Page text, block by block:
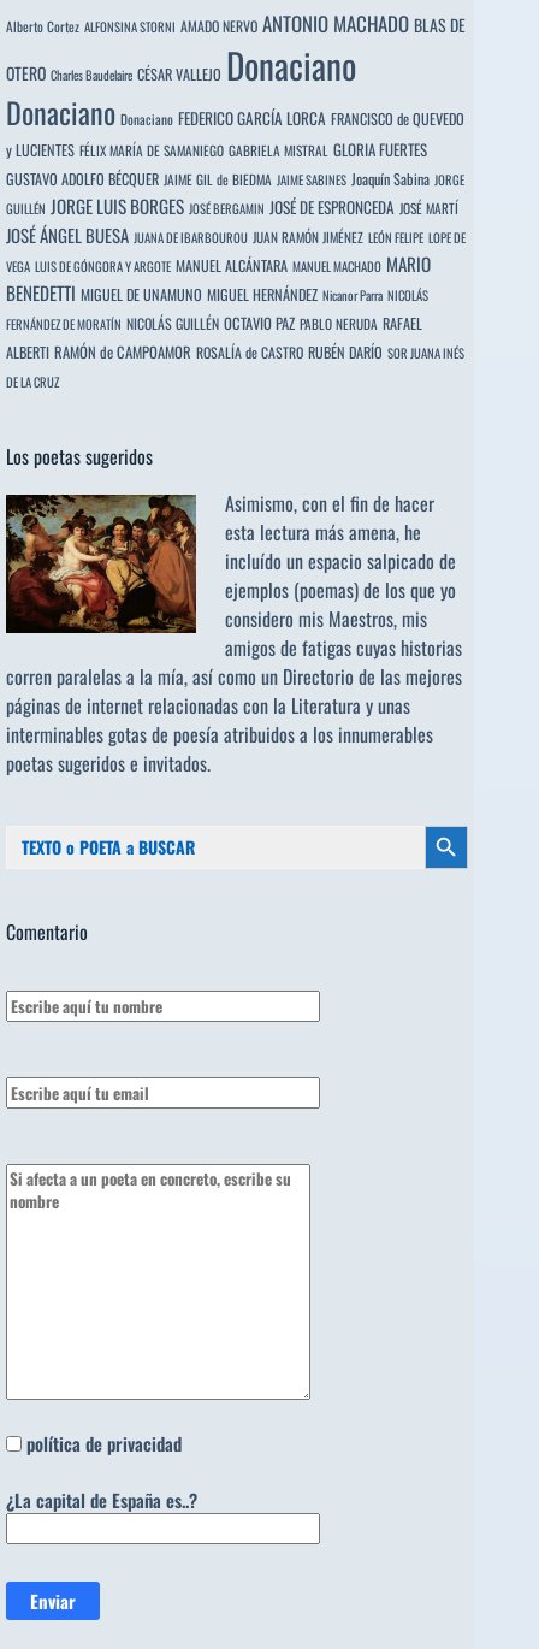
Alberto Cortez ALFONSINA STORNI AMADO NERVO ANTONIO MACHADO BLAS DE
OTERO Charles Baudelaire CÉSAR VALLEJO Donaciano
Donaciano Donaciano FEDERICO GARCÍA LORCA FRANCISCO de QUEVEDO
y LUCIENTES FÉLIX MARÍA DE SAMANIEGO GABRIELA MISTRAL GLORIA FUERTES
GUSTAVO ADOLFO BÉCQUER JAIME GIL de BIEDMA JAIME SABINES Joaquín Sabina JORGE
GUILLÉN JORGE LUIS BORGES JOSÉ BERGAMIN JOSÉ DE ESPRONCEDA JOSÉ MARTÍ
JOSÉ ÁNGEL BUESA JUANA DE IBARBOUROU JUAN RAMÓN JIMÉNEZ LEÓN FELIPE LOPE DE
VEGA LUIS DE GÓNGORA Y ARGOTE MANUEL ALCÁNTARA MANUEL MACHADO MARIO
BENEDETTI MIGUEL DE UNAMUNO MIGUEL HERNÁNDEZ Nicanor Parra NICOLÁS
FERNÁNDEZ DE MORATÍN NICOLÁS GUILLÉN OCTAVIO PAZ PABLO NERUDA RAFAEL
ALBERTI RAMÓN de CAMPOAMOR ROSALÍA de CASTRO RUBÉN DARÍO SOR JUANA INÉS
DE LA CRUZ
Los poetas sugeridos
Asimismo, con el fin de hacer
esta lectura más amena, he
incluído un espacio salpicado de
ejemplos (poemas) de los que yo
considero mis Maestros, mis
amigos de fatigas cuyas historias
corren paralelas a la mía, así como un Directorio de las mejores
páginas de internet relacionadas con la Literatura y unas
interminables gotas de poesía atribuidos a los innumerables
poetas sugeridose invitados.
Botón de búsqueda
Comentario
política de privacidad
¿La capital de España es..?